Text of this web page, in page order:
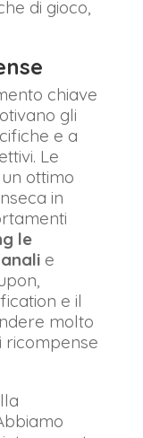
di gioco,
chiave
gli
e a
Le
ottimo
in
le
e
e il
molto
ricompense